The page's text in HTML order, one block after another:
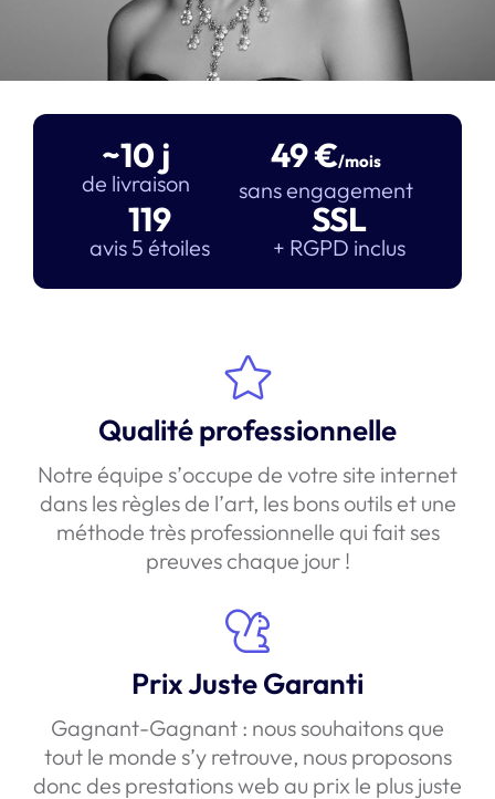
~10 j
de livraison
49 €/mois
sans engagement
119
avis 5 étoiles
SSL
+ RGPD inclus
Qualité professionnelle
Notre équipe s’occupe de votre site internet
dans les règles de l’art, les bons outils et une
méthode très professionnelle qui fait ses
preuves chaque jour !
Prix Juste Garanti
Gagnant-Gagnant : nous souhaitons que
tout le monde s’y retrouve, nous proposons
donc des prestations web au prix le plus juste